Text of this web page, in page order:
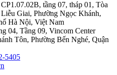
tầng 07, tháp 01, Tòa
Giai, Phường Ngọc Khánh,
Hà Nội, Việt Nam
04, Tầng 09, Vincom Center
Tôn, Phường Bến Nghé, Quận
5405